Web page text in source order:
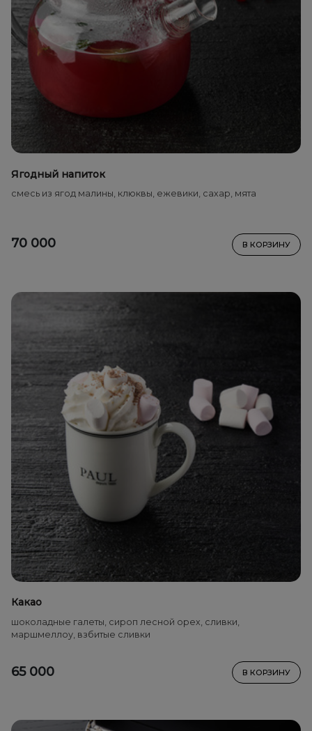
Ягодный напиток
смесь из ягод малины, клюквы, ежевики, сахар, мята
70 000 В КОРЗИНУ
Какао
шоколадные галеты, сироп лесной орех, сливки,
маршмеллоу, взбитые сливки
65 000 В КОРЗИНУ